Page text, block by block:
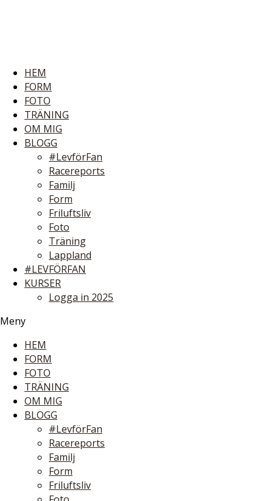
HEM
FORM
FOTO
TRÄNING
OM MIG
BLOGG
#LevförFan
Racereports
Familj
Form
Friluftsliv
Foto
Träning
Lappland
#LEVFÖRFAN
KURSER
Logga in 2025
Meny
HEM
FORM
FOTO
TRÄNING
OM MIG
BLOGG
#LevförFan
Racereports
Familj
Form
Friluftsliv